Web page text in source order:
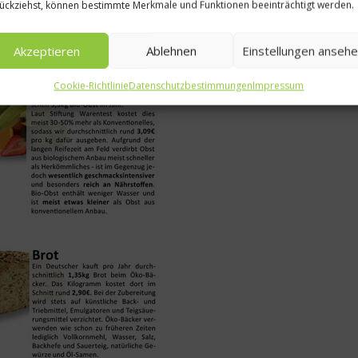
können bestimmte Merkmale und Funktionen beeinträchtigt werden.
Akzeptieren Ablehnen Einstellungen
Cookie-RichtlinieDatenschutzbestimmungenImpressum